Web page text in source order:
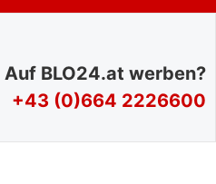
Auf BLO24.at werben?
+43 (0)664 2226600